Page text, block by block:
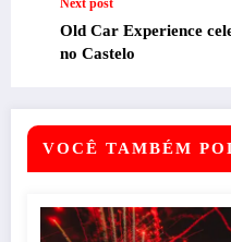
Next post
Old Car Experience
no Castelo
VOCÊ TAMBÉM